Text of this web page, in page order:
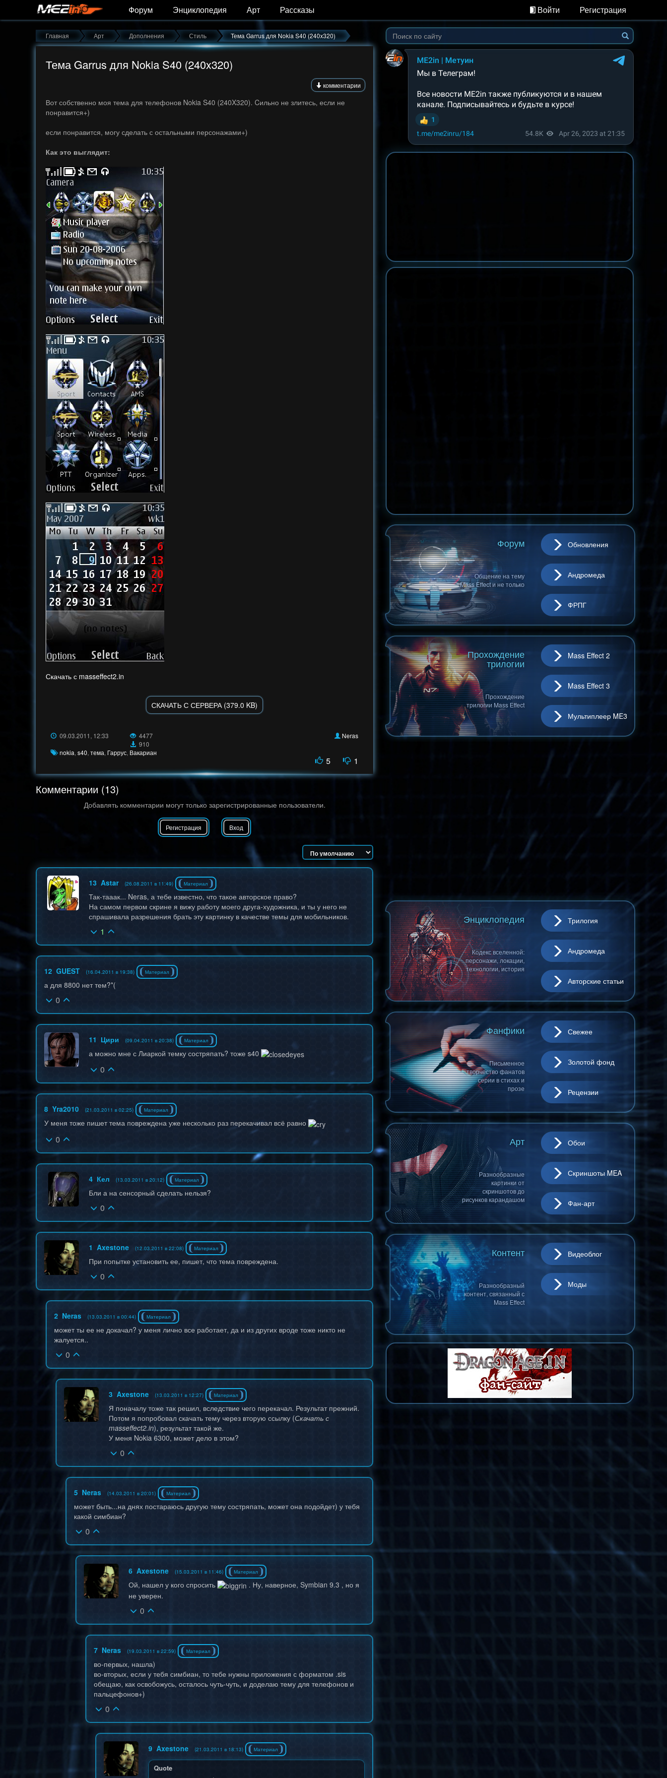
Форум Энциклопедия Арт Рассказы Войти Регистрация
Главная Арт Дополнения Стиль Тема Garrus для Nokia S40 (240x320)
Тема Garrus для Nokia S40 (240x320)
комментарии
Вот собственно моя тема для телефонов Nokia S40 (240X320). Cильно не злитесь, если не
понравится+)
если понравится, могу сделать с остальными персонажами+)
Как это выглядит:
Скачать с masseffect2.in
СКАЧАТЬ С СЕРВЕРА (379.0 KB)
09.03.2011, 12:33
4477
910
Neras
nokia, s40, тема, Гаррус, Вакариан
5 1
Комментарии (13)
Добавлять комментарии могут только зарегистрированные пользователи.
Регистрация Вход
13 Astar (26.08.2011 в 11:49) Материал
Так-тааак... Neras, а тебе известно, что такое авторское право?
На самом первом скрине я вижу работу моего друга-художника, и ты у него не
спрашивала разрешения брать эту картинку в качестве темы для мобильников.
1
12 GUEST (16.04.2011 в 19:38) Материал
а для 8800 нет тем?*(
0
11 Цири (09.04.2011 в 20:38) Материал
а можно мне с Лиаркой темку состряпать? тоже s40
0
8 Yra2010 (21.03.2011 в 02:25) Материал
У меня тоже пишет тема повреждена уже несколько раз перекачивал всё равно
0
4 Кел (13.03.2011 в 20:12) Материал
Бли а на сенсорный сделать нельзя?
0
1 Axestone (12.03.2011 в 22:08) Материал
При попытке установить ее, пишет, что тема повреждена.
0
2 Neras (13.03.2011 в 00:44) Материал
может ты ее не докачал? у меня лично все работает, да и из других вроде тоже никто не
жалуется..
0
3 Axestone (13.03.2011 в 12:27) Материал
Я поначалу тоже так решил, вследствие чего перекачал. Результат прежний.
Потом я попробовал скачать тему через вторую ссылку (Скачать с
masseffect2.in), результат такой же.
У меня Nokia 6300, может дело в этом?
0
5 Neras (14.03.2011 в 20:01) Материал
может быть...на днях постараюсь другую тему состряпать, может она подойдет) у тебя
какой симбиан?
0
6 Axestone (15.03.2011 в 11:46) Материал
Ой, нашел у кого спросить
. Ну, наверное, Symbian 9.3 , но я
не уверен.
0
7 Neras (19.03.2011 в 22:59) Материал
во-первых, нашла)
во-вторых, если у тебя симбиан, то тебе нужны приложения с форматом .sis
обещаю, как освобожусь, осталось чуть-чуть, и доделаю тему для телефонов и
пальцефонов+)
0
9 Axestone (21.03.2011 в 18:13) Материал
Quote
Форум
Общение на тему
Mass Effect и не только
Обновления
Андромеда
ФРПГ
Прохождение
трилогии
Прохождение
трилогии Mass Effect
Mass Effect 2
Mass Effect 3
Мультиплеер ME3
Энциклопедия
Кодекс вселенной:
персонажи, локации,
технологии, история
Трилогия
Андромеда
Авторские статьи
Фанфики
Письменное
творчество фанатов
серии в стихах и
прозе
Свежее
Золотой фонд
Рецензии
Арт
Разнообразные
картинки от
скриншотов до
рисунков карандашом
Обои
Скриншоты MEA
Фан-арт
Контент
Разнообразный
контент, связанный с
Mass Effect
Видеоблог
Моды